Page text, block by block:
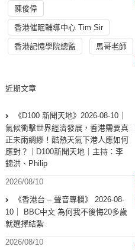
陳俊偉
香港催眠輔導中心 Tim Sir
香港記憶學院總監 馬哥老師
近期文章
《D100 新聞天地》2026-08-10｜
氣候衝擊世界經濟發展，香港需要真
正未雨綢繆！酷熱天氣下港人應如何
應對？｜D100新聞天地｜主持：李
錦洪、Philip
2026/08/10
《香港台 – 聲音專欄》 2026-08-
10｜ BBC中文 為何我不後悔20多歲
就選擇結紮
2026/08/10